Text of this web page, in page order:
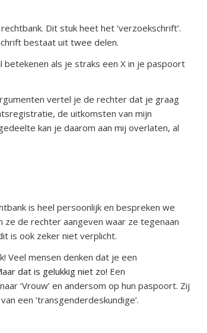
Dit stuk heet het ‘verzoekschrift’.
bestaat uit twee delen.
als je straks een X in je paspoort
vertel je de rechter dat je graag
de uitkomsten van mijn
kan je daarom aan mij overlaten, al
is heel persoonlijk en bespreken we
de rechter aangeven waar ze tegenaan
is ook zeker niet verplicht.
Veel mensen denken dat je een
dat is gelukkig niet zo! Een
‘Vrouw’ en andersom op hun paspoort. Zij
een ’transgenderdeskundige’.